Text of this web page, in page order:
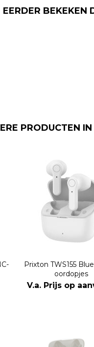
EERDER BEKEKEN
PRODUCTEN
Prixton TWS155
oordopjes
V.a. Prijs op